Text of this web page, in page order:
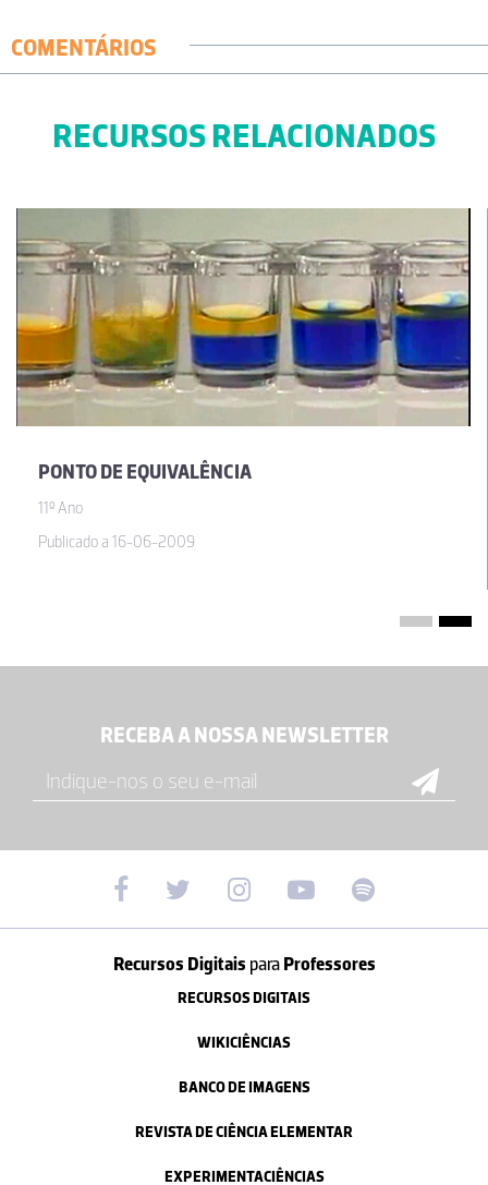
COMENTÁRIOS
RECURSOS RELACIONADOS
PONTO DE EQUIVALÊNCIA
11º Ano
Publicado a 16-06-2009
RECEBA A NOSSA NEWSLETTER
Recursos Digitais paraProfessores
RECURSOS DIGITAIS
WIKICIÊNCIAS
BANCO DE IMAGENS
REVISTA DE CIÊNCIA ELEMENTAR
EXPERIMENTACIÊNCIAS